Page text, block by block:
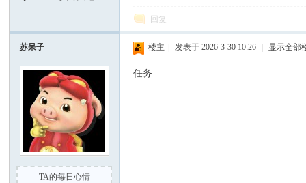
回复
苏呆子
TA的每日心情
楼主 发表于 2026-3-30 10:26 显示全部
任务